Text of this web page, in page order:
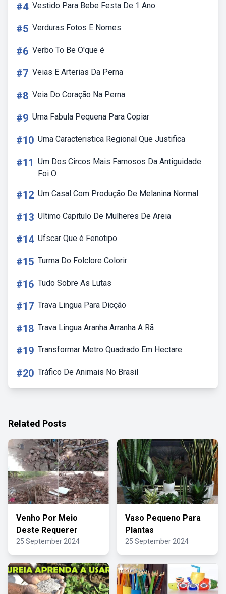
#4 Vestido Para Bebe Festa De 1 Ano
#5 Verduras Fotos E Nomes
#6 Verbo To Be O'que é
#7 Veias E Arterias Da Perna
#8 Veia Do Coração Na Perna
#9 Uma Fabula Pequena Para Copiar
#10 Uma Caracteristica Regional Que Justifica
#11 Um Dos Circos Mais Famosos Da Antiguidade
Foi O
#12 Um Casal Com Produção De Melanina Normal
#13 Ultimo Capitulo De Mulheres De Areia
#14 Ufscar Que é Fenotipo
#15 Turma Do Folclore Colorir
#16 Tudo Sobre As Lutas
#17 Trava Lingua Para Dicção
#18 Trava Lingua Aranha Arranha A Rã
#19 Transformar Metro Quadrado Em Hectare
#20 Tráfico De Animais No Brasil
Related Posts
Venho Por Meio
Deste Requerer
25 September 2024
Vaso Pequeno Para
Plantas
25 September 2024